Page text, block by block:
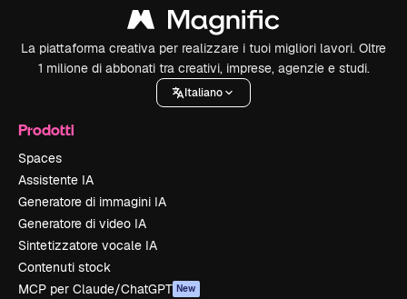
La piattaforma creativa per realizzare i tuoi migliori lavori. Oltre
1 milione di abbonati tra creativi, imprese, agenzie e studi.
Italiano
Prodotti
Spaces
Assistente IA
Generatore di immagini IA
Generatore di video IA
Sintetizzatore vocale IA
Contenuti stock
MCP per Claude/ChatGPT New